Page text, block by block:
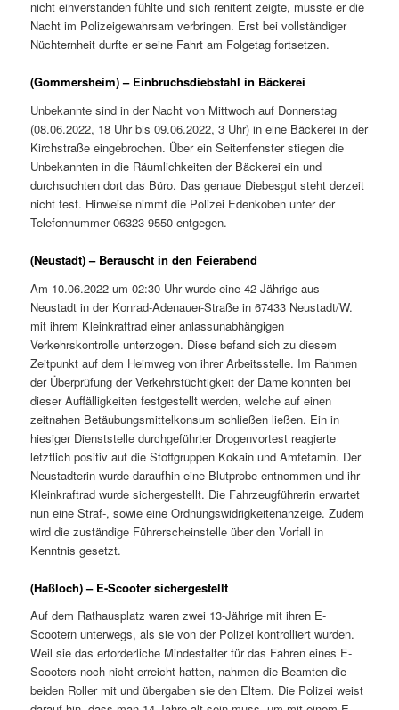
nicht einverstanden fühlte und sich renitent zeigte, musste er die
Nacht im Polizeigewahrsam verbringen. Erst bei vollständiger
Nüchternheit durfte er seine Fahrt am Folgetag fortsetzen.
(Gommersheim) – Einbruchsdiebstahl in Bäckerei
Unbekannte sind in der Nacht von Mittwoch auf Donnerstag
(08.06.2022, 18 Uhr bis 09.06.2022, 3 Uhr) in eine Bäckerei in der
Kirchstraße eingebrochen. Über ein Seitenfenster stiegen die
Unbekannten in die Räumlichkeiten der Bäckerei ein und
durchsuchten dort das Büro. Das genaue Diebesgut steht derzeit
nicht fest. Hinweise nimmt die Polizei Edenkoben unter der
Telefonnummer 06323 9550 entgegen.
(Neustadt) – Berauscht in den Feierabend
Am 10.06.2022 um 02:30 Uhr wurde eine 42-Jährige aus
Neustadt in der Konrad-Adenauer-Straße in 67433 Neustadt/W.
mit ihrem Kleinkraftrad einer anlassunabhängigen
Verkehrskontrolle unterzogen. Diese befand sich zu diesem
Zeitpunkt auf dem Heimweg von ihrer Arbeitsstelle. Im Rahmen
der Überprüfung der Verkehrstüchtigkeit der Dame konnten bei
dieser Auffälligkeiten festgestellt werden, welche auf einen
zeitnahen Betäubungsmittelkonsum schließen ließen. Ein in
hiesiger Dienststelle durchgeführter Drogenvortest reagierte
letztlich positiv auf die Stoffgruppen Kokain und Amfetamin. Der
Neustadterin wurde daraufhin eine Blutprobe entnommen und ihr
Kleinkraftrad wurde sichergestellt. Die Fahrzeugführerin erwartet
nun eine Straf-, sowie eine Ordnungswidrigkeitenanzeige. Zudem
wird die zuständige Führerscheinstelle über den Vorfall in
Kenntnis gesetzt.
(Haßloch) – E-Scooter sichergestellt
Auf dem Rathausplatz waren zwei 13-Jährige mit ihren E-
Scootern unterwegs, als sie von der Polizei kontrolliert wurden.
Weil sie das erforderliche Mindestalter für das Fahren eines E-
Scooters noch nicht erreicht hatten, nahmen die Beamten die
beiden Roller mit und übergaben sie den Eltern. Die Polizei weist